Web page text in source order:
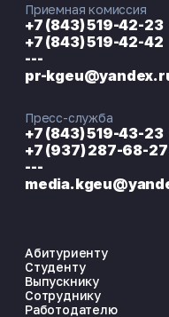
Абитуриенту
Студенту
Выпускнику
Сотруднику
Работодателю
Приемная комиссия
+7 (843) 519-42-23
+7 (843) 519-42-42
---
pr-
Пресс-служба
+7 (843) 519-43-23
+7 (937) 287-68-
---